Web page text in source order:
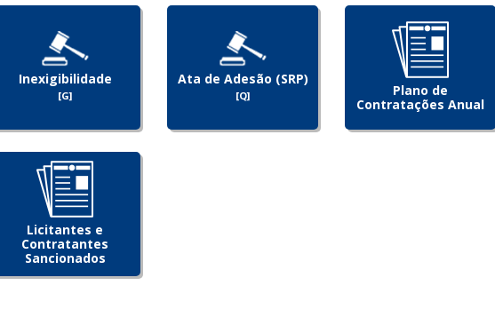
Inexigibilidade
[G]
Ata de Adesão (SRP)
[Q]
Plano de
Contratações Anual
Licitantes e
Contratantes
Sancionados